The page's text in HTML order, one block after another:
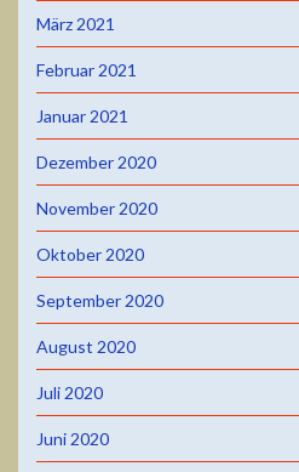
März 2021
Februar 2021
Januar 2021
Dezember 2020
November 2020
Oktober 2020
September 2020
August 2020
Juli 2020
Juni 2020